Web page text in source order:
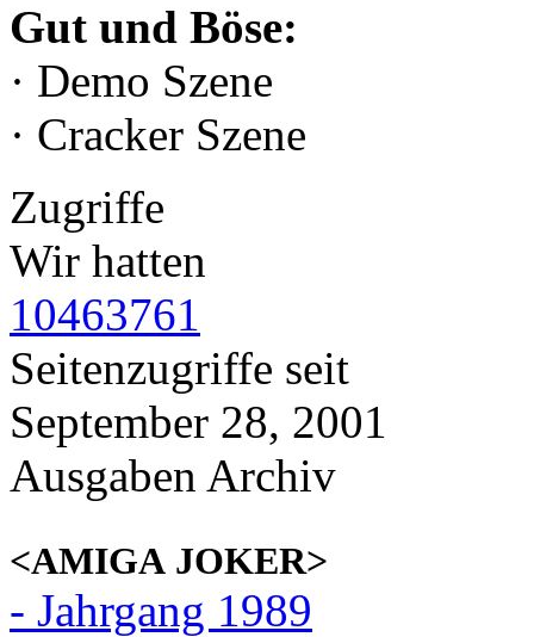
Gut und Böse:
· Demo Szene
· Cracker Szene
Zugriffe
Wir hatten
10463761
Seitenzugriffe seit
September 28, 2001
Ausgaben Archiv
<AMIGA JOKER>
- Jahrgang 1989